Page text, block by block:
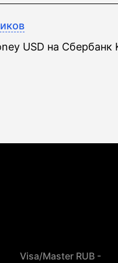
USD на Сбербанк
Visa/Master RUB -